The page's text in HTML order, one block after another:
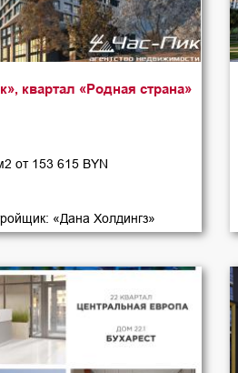
квартал «Родная страна»
м2 от 153 615 BYN
Холдингз»